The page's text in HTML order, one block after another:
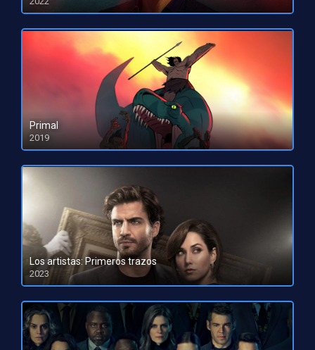
HD 1080pHD 720p
Primal
2019
HD 1080pHD 720p
Los artistas: Primeros trazos
2023
HD 1080pHD 720p